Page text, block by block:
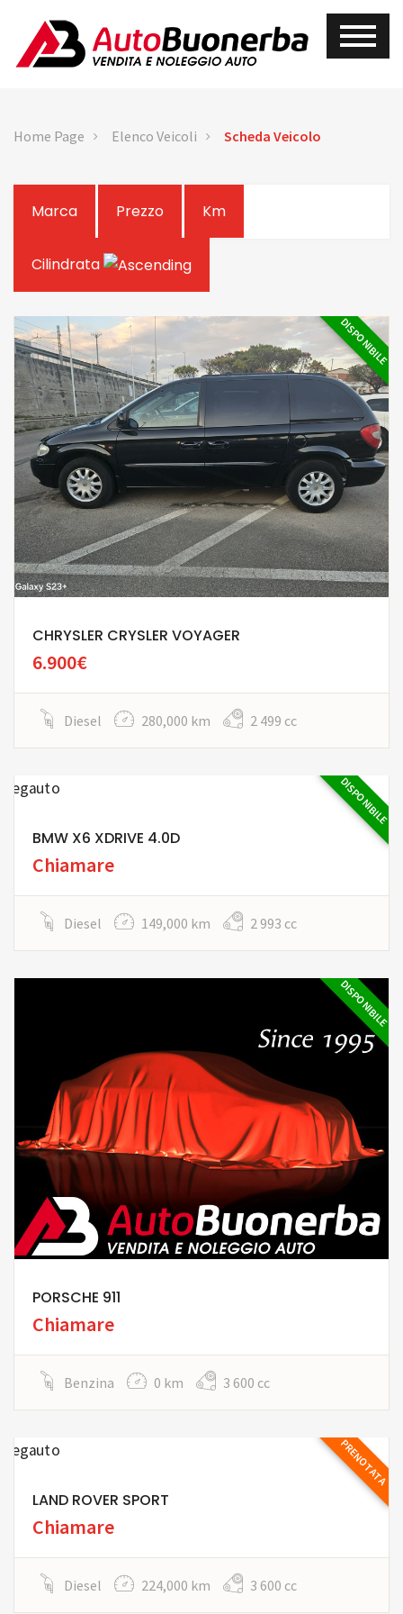
Home Page Elenco Veicoli Scheda Veicolo
Marca Prezzo Km
Cilindrata
DISPONIBILE
CHRYSLER CRYSLER VOYAGER
6.900€
Diesel 280,000 km 2 499 cc
DISPONIBILE
BMW X6 XDRIVE 4.0D
Chiamare
Diesel 149,000 km 2 993 cc
DISPONIBILE
PORSCHE 911
Chiamare
Benzina 0 km 3 600 cc
PRENOTATA
LAND ROVER SPORT
Chiamare
Diesel 224,000 km 3 600 cc